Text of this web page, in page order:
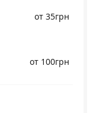
от 35грн
от 100грн